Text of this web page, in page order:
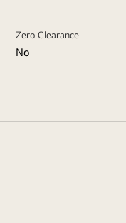
Zero Clearance
No